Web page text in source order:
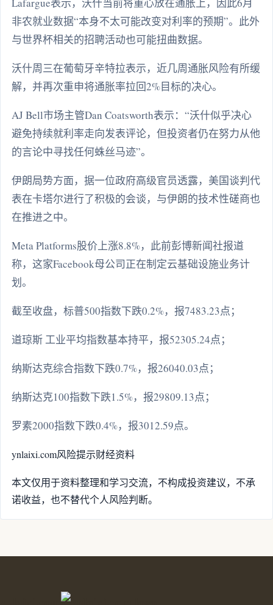
非农就业数据“本身不太可能改变对利率的预期”。此外
与世界杯相关的招聘活动也可能扭曲数据。
沃什周三在葡萄牙辛特拉表示，近几周通胀风险有所缓
解，并再次重申将通胀率拉回2%目标的决心。
AJ Bell市场主管Dan Coatsworth表示：“沃什似乎决心
避免持续就利率走向发表评论，但投资者仍在努力从他
的言论中寻找任何蛛丝马迹”。
伊朗局势方面，据一位政府高级官员透露，美国谈判代
表在卡塔尔进行了积极的会谈，与伊朗的技术性磋商也
在推进之中。
Meta Platforms股价上涨8.8%，此前彭博新闻社报道
称，这家Facebook母公司正在制定云基础设施业务计
划。
截至收盘，标普500指数下跌0.2%，报7483.23点；
道琼斯 工业平均指数基本持平，报52305.24点；
纳斯达克综合指数下跌0.7%，报26040.03点；
纳斯达克100指数下跌1.5%，报29809.13点；
罗素2000指数下跌0.4%，报3012.59点。
ynlaixi.com风险提示财经资料
本文仅用于资料整理和学习交流，不构成投资建议，不承
诺收益，也不替代个人风险判断。